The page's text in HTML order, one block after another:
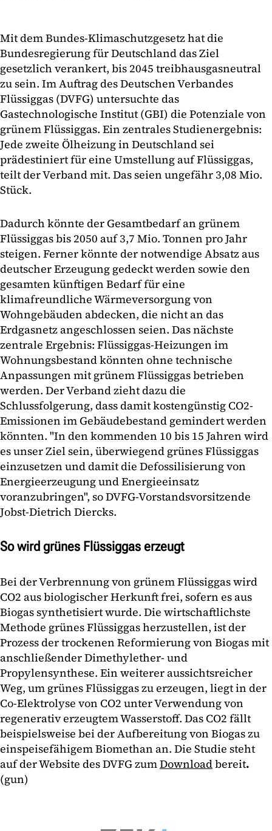
Mit dem Bundes-Klimaschutzgesetz hat die
Bundesregierung für Deutschland das Ziel
gesetzlich verankert, bis 2045 treibhausgasneutral
zu sein. Im Auftrag des Deutschen Verbandes
Flüssiggas (DVFG) untersuchte das
Gastechnologische Institut (GBI) die Potenziale von
grünem Flüssiggas. Ein zentrales Studienergebnis:
Jede zweite Ölheizung in Deutschland sei
prädestiniert für eine Umstellung auf Flüssiggas,
teilt der Verband mit. Das seien ungefähr 3,08 Mio.
Stück.
Dadurch könnte der Gesamtbedarf an grünem
Flüssiggas bis 2050 auf 3,7 Mio. Tonnen pro Jahr
steigen. Ferner könnte der notwendige Absatz aus
deutscher Erzeugung gedeckt werden sowie den
gesamten künftigen Bedarf für eine
klimafreundliche Wärmeversorgung von
Wohngebäuden abdecken, die nicht an das
Erdgasnetz angeschlossen seien. Das nächste
zentrale Ergebnis: Flüssiggas-Heizungen im
Wohnungsbestand könnten ohne technische
Anpassungen mit grünem Flüssiggas betrieben
werden. Der Verband zieht dazu die
Schlussfolgerung, dass damit kostengünstig CO2-
Emissionen im Gebäudebestand gemindert werden
könnten. "In den kommenden 10 bis 15 Jahren wird
es unser Ziel sein, überwiegend grünes Flüssiggas
einzusetzen und damit die Defossilisierung von
Energieerzeugung und Energieeinsatz
voranzubringen", so DVFG-Vorstandsvorsitzende
Jobst-Dietrich Diercks.
So wird grünes Flüssiggas erzeugt
Bei der Verbrennung von grünem Flüssiggas wird
CO2 aus biologischer Herkunft frei, sofern es aus
Biogas synthetisiert wurde. Die wirtschaftlichste
Methode grünes Flüssiggas herzustellen, ist der
Prozess der trockenen Reformierung von Biogas mit
anschließender Dimethylether- und
Propylensynthese. Ein weiterer aussichtsreicher
Weg, um grünes Flüssiggas zu erzeugen, liegt in der
Co-Elektrolyse von CO2 unter Verwendung von
regenerativ erzeugtem Wasserstoff. Das CO2 fällt
beispielsweise bei der Aufbereitung von Biogas zu
einspeisefähigem Biomethan an. Die Studie steht
auf der Website des DVFG zumDownloadbereit.
(gun)